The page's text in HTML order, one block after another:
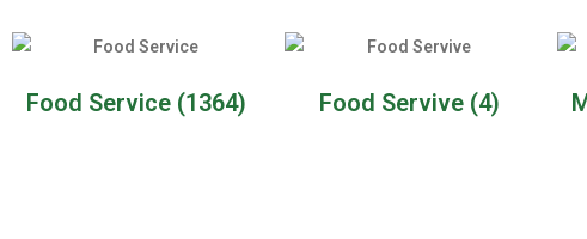
Food Service (1364) Food Servive (4)